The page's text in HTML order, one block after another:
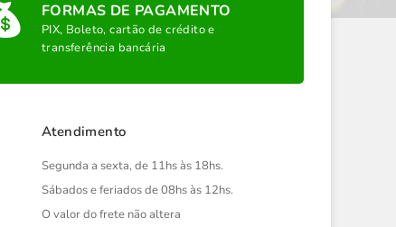
FORMAS DE PAGAMENTO
PIX, Boleto, cartão de crédito e
transferência bancária
Atendimento
Segunda a sexta, de 11hs às 18hs.
Sábados e feriados de 08hs às 12hs.
O valor do frete não altera